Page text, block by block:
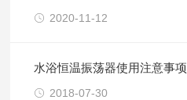
2020-11-12
水浴恒温振荡器使用注意事项
2018-07-30